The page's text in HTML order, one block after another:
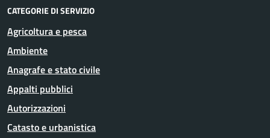
CATEGORIE DI SERVIZIO
Agricoltura e pesca
Ambiente
Anagrafe e stato civile
Appalti pubblici
Autorizzazioni
Catasto e urbanistica